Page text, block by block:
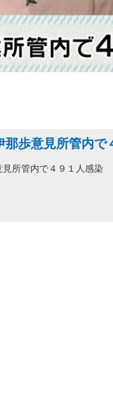
歩意見所管内で
所管内で４９１人感染